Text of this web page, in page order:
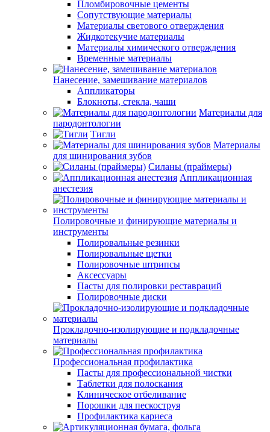
Пломбировочные цементы
Сопутствующие материалы
Материалы светового отверждения
Жидкотекучие материалы
Материалы химического отверждения
Временные материалы
Нанесение, замешивание материалов
Аппликаторы
Блокноты, стекла, чаши
Материалы для
пародонтологии
Тигли
Материалы
для шинирования зубов
Силаны (праймеры)
Аппликационная
анестезия
Полировочные и финирующие материалы и
инструменты
Полировальные резинки
Полировальные щетки
Полировочные штрипсы
Аксессуары
Пасты для полировки реставраций
Полировочные диски
Прокладочно-изолирующие и подкладочные
материалы
Профессиональная профилактика
Пасты для профессиональной чистки
Таблетки для полоскания
Клиническое отбеливание
Порошки для пескоструя
Профилактика кариеса